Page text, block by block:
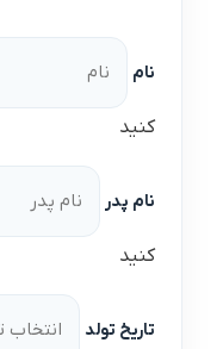
نام
کنید
نام پدر
کنید
تاریخ تولد